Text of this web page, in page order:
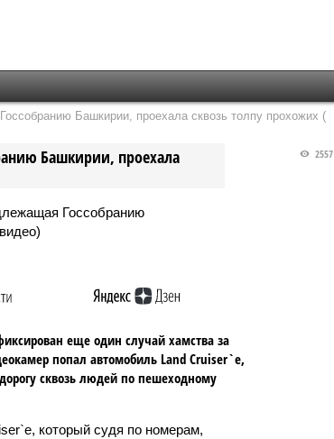
Башкирии, проехала сквозь толпу прохожих (
Башкирии, проехала 2557
еще один случай хамства за
попал автомобиль Land Cruiser`е,
сквозь людей по пешеходному
который судя по номерам,